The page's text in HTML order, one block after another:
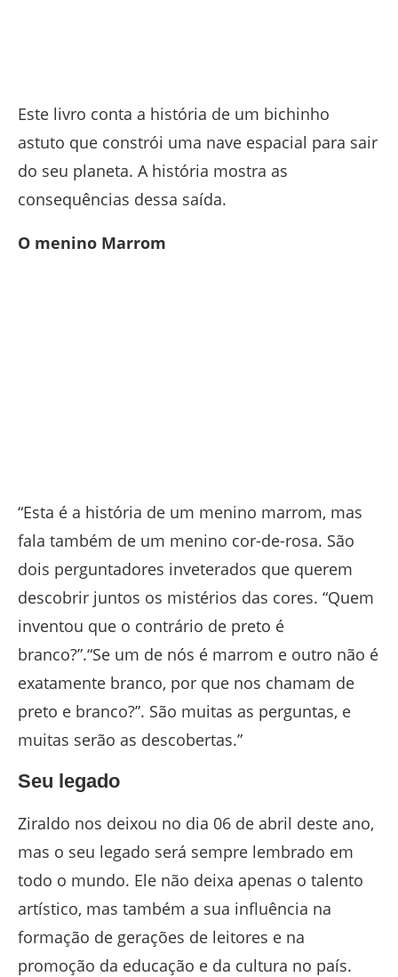
Este livro conta a história de um bichinho
astuto que constrói uma nave espacial para sair
do seu planeta. A história mostra as
consequências dessa saída.
O menino Marrom
“Esta é a história de um menino marrom, mas
fala também de um menino cor-de-rosa. São
dois perguntadores inveterados que querem
descobrir juntos os mistérios das cores. “Quem
inventou que o contrário de preto é
branco?”.“Se um de nós é marrom e outro não é
exatamente branco, por que nos chamam de
preto e branco?”. São muitas as perguntas, e
muitas serão as descobertas.”
Seu legado
Ziraldo nos deixou no dia 06 de abril deste ano,
mas o seu legado será sempre lembrado em
todo o mundo. Ele não deixa apenas o talento
artístico, mas também a sua influência na
formação de gerações de leitores e na
promoção da educação e da cultura no país.